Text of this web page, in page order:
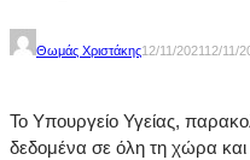
Θωμάς Χριστάκης12/11/2021 12/11/
Το Υπουργείο Υγείας,
δεδομένα σε όλη τη χώρα και